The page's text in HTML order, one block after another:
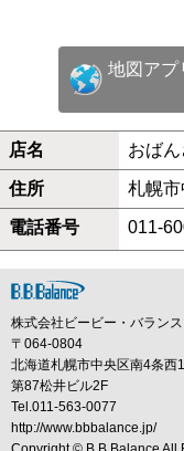
地図アプ
店名 おば
住所 札幌
電話番号 011-
株式会社ビービー・バランス
〒064-0804
北海道札幌市中央区南4条西
第87松井ビル2F
Tel.011-563-0077
http://www.bbbalance.jp/